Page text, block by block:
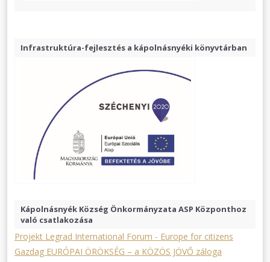
Infrastruktúra-fejlesztés a kápolnásnyéki könyvtárban
Kápolnásnyék Község Önkormányzata ASP Központhoz
való csatlakozása
Projekt Legrad International Forum - Europe for citizens
Gazdag EURÓPAI ÖRÖKSÉG – a KÖZÖS JÖVŐ záloga